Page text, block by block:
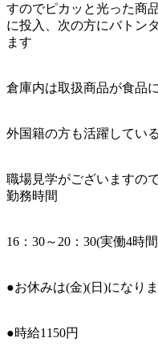
すのでピカッと光った商
に投入、次の方にバトン
ます
倉庫内は取扱商品が食品
外国籍の方も活躍してい
職場見学がございますの
勤務時間
16：30～20：30(実働4時
●お休みは(金)(日)になり
●時給1150円